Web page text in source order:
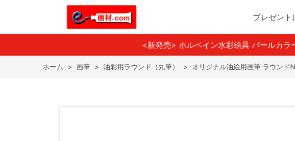
プレゼント
<新発売> ホルベイン水彩絵具 パールカ
ホーム > 画筆 > 油彩用ラウンド（丸筆） > オリジナル油絵用画筆 ラウンド